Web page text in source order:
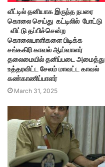
வீட்டில் தனியாக இருந்த நபரை
கொலை செய்து கட்டிலில் போட்டு
விட்டு தப்பிச்சென்ற
கொலையாளிகளை பிடிக்க
சங்ககிரி காவல் ஆய்வாளர்
தலைமையில் தனிப்படை அமைத்து
உத்தரவிட்ட சேலம் மாவட்ட காவல்
கண்காணிப்பாளர்
March 31, 2025